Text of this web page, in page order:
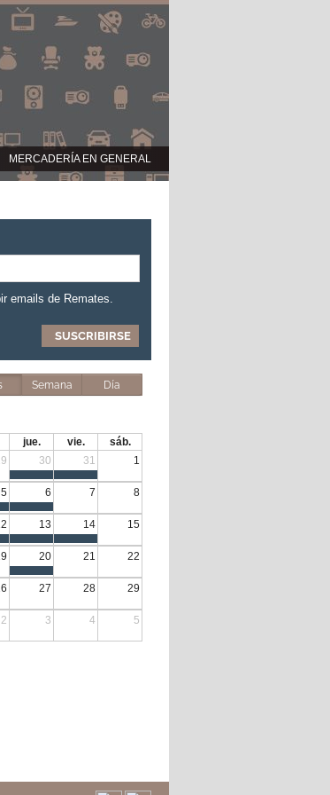
MERCADERÍA EN GENERAL
emails de Remates.
Semana Día
jue. vie.
sáb.
30 31 1
5 6 7 8
13 14 15
20 21 22
27 28 29
2 3 4 5